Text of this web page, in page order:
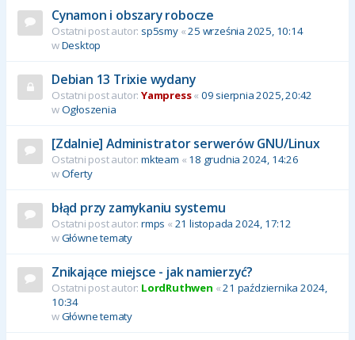
Cynamon i obszary robocze
Ostatni post autor: sp5smy«25 września 2025, 10:14
wDesktop
Debian 13 Trixie wydany
Ostatni post autor: Yampress« 09 sierpnia 2025, 20:42
wOgłoszenia
[Zdalnie] Administrator serwerów GNU/Linux
Ostatni post autor: mkteam « 18 grudnia 2024, 14:26
wOferty
błąd przy zamykaniu systemu
Ostatni post autor: rmps « 21 listopada 2024, 17:12
wGłówne tematy
Znikające miejsce - jak namierzyć?
Ostatni post autor: LordRuthwen «21 października 2024,
10:34
wGłówne tematy